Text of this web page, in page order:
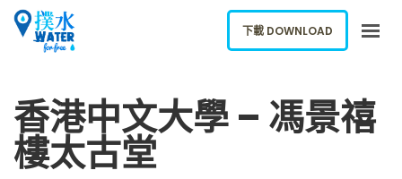
關於我們
下載應用
網誌
香港中文大學 – 馮景禧
樓太古堂
下載 DOWNLOAD